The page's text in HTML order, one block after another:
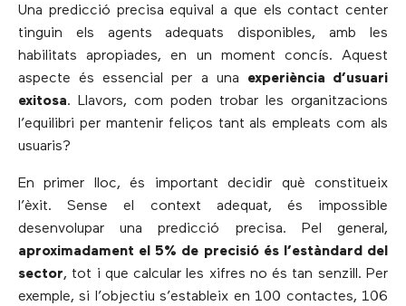
Una predicció precisa equival a que els contact center
tinguin els agents adequats disponibles, amb les
habilitats apropiades, en un moment concís. Aquest
aspecte és essencial per a una experiència d’usuari
exitosa. Llavors, com poden trobar les organitzacions
l’equilibri per mantenir feliços tant als empleats com als
usuaris?
En primer lloc, és important decidir què constitueix
l’èxit. Sense el context adequat, és impossible
desenvolupar una predicció precisa. Pel general,
aproximadament el 5% de precisió és l’estàndard del
sector, tot i que calcular les xifres no és tan senzill. Per
exemple, si l’objectiu s’estableix en 100 contactes, 106